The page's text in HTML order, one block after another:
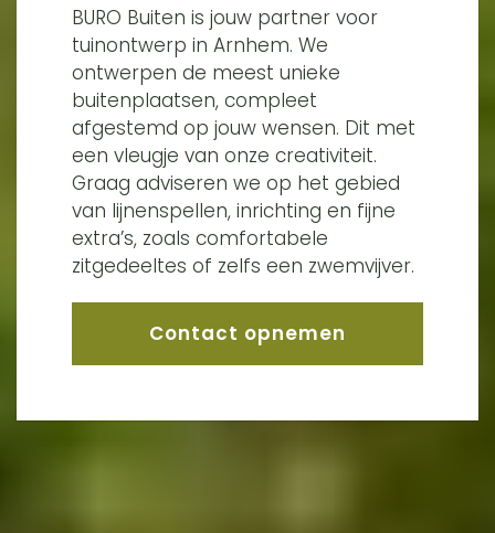
BURO Buiten is jouw partner voor
tuinontwerp in Arnhem. We
ontwerpen de meest unieke
buitenplaatsen, compleet
afgestemd op jouw wensen. Dit met
een vleugje van onze creativiteit.
Graag adviseren we op het gebied
van lijnenspellen, inrichting en fijne
extra’s, zoals comfortabele
zitgedeeltes of zelfs een zwemvijver.
Contact opnemen